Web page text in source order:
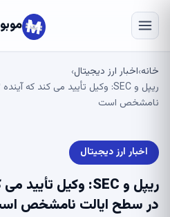
خانه›اخبار ارز دیجیتال›
نامشخص است
اخبار ارز دیجیتال
در سطح ایالت نامشخص